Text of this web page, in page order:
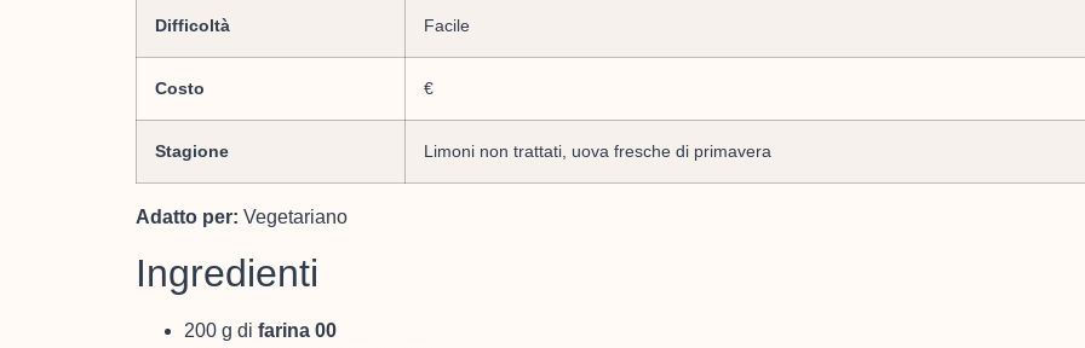
Difficoltà Facile
Costo €
Stagione Limoni non trattati, uova fresche di primavera
Adatto per: Vegetariano
Ingredienti
200 g di farina 00